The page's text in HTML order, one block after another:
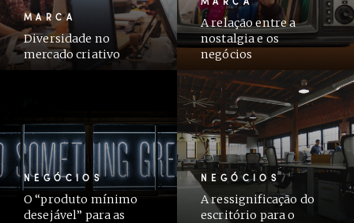
MARCA
Diversidade no
mercado criativo
A relação entre a
nostalgia e os
negócios
NEGÓCIOS
O “produto mínimo
desejável” para as
NEGÓCIOS
A ressignificação do
escritório para o